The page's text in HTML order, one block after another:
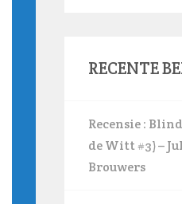
RECENTE
Recensie :
de Witt #3) –
Brouwers